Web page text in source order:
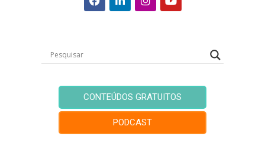
CONTEÚDOS GRATUITOS
PODCAST